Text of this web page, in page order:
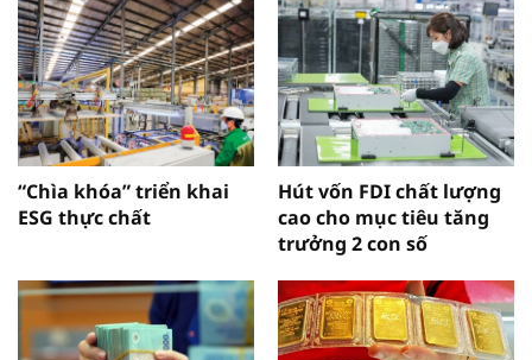
“Chìa khóa” triển khai
ESG thực chất
Hút vốn FDI chất lượng
cao cho mục tiêu tăng
trưởng 2 con số